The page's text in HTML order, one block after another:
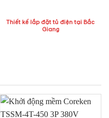
Thiết kế lắp đặt tủ điện tại Bắc
Giang